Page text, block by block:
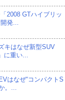
2008 GTハイブリッ
発...
キはなぜ新型SUV
に重い...
はなぜ“コンパクトS
。...